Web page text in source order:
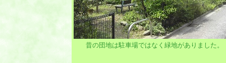
昔の団地は駐車場ではなく緑地がありました。